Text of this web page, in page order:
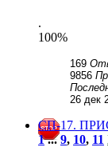
.
100%
169
9856
26 дек
СП-17.
1...9, 10, 11